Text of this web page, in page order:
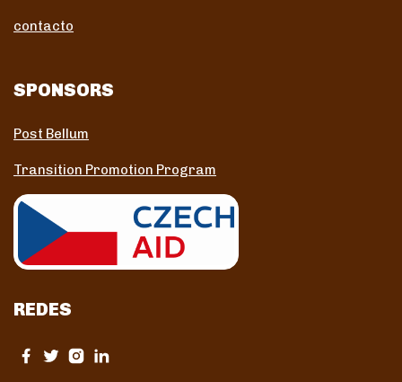
contacto
SPONSORS
Post Bellum
Transition Promotion Program
REDES